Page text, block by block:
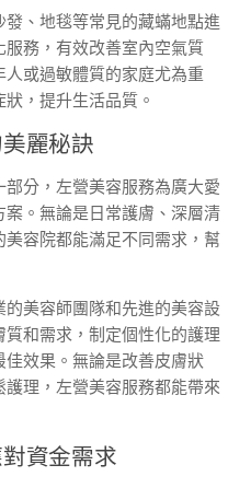
、地毯等常見的藏蟎地點進
務，有效改善室內空氣質
或過敏體質的家庭尤為重
，提升生活品質。
麗秘訣
分，左營美容服務為廣大愛
。無論是日常護膚、深層清
容院都能滿足不同需求，幫
美容師團隊和先進的美容設
和需求，制定個性化的護理
效果。無論是改善皮膚狀
理，左營美容服務都能帶來
資金需求